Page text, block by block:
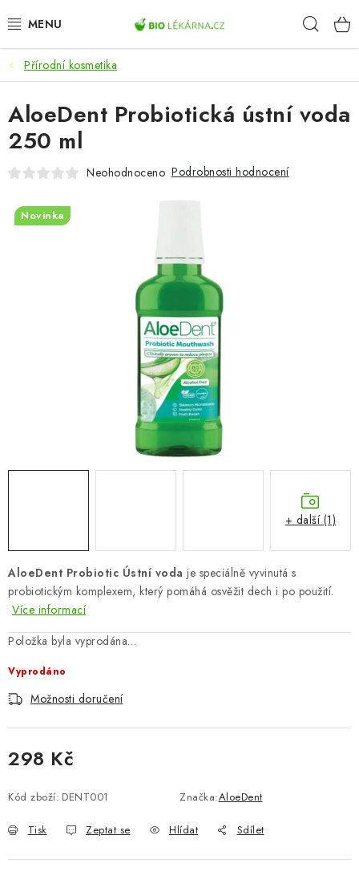
na
AKCE
DOPLŇKY STRAVY
PŘÍRODNÍ KOSMETIKA
Odborný garant MUDr. Monika Klaudysová
Obchodní podmínky Kontakty
Mapa serveru
Přírodní kosmetika
AloeDent Probiotic Ústní voda je speciálně vyvinutá s
probiotickým komplexem, který pomáhá osvěžit dech i po použití.
Více informací
Položka byla vyprodána…
Vyprodáno
Možnosti doručení
298 Kč
Kód zboží: DENT001 Značka:AloeDent
Tisk Zeptat se Hlídat Sdílet
AloeDent Probiotická ústní voda
250 ml
Neohodnoceno Podrobnosti hodnocení
Novinka
+ další (1)